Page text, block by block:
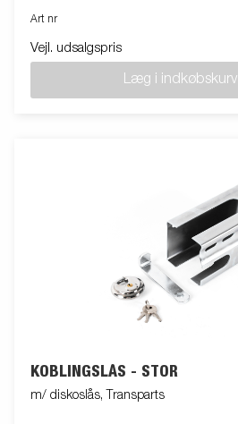
Art nr
Vejl. udsalgspris
Læg i indkøbskurv
KOBLINGSLÅS - STOR
m/ diskoslås, Transparts